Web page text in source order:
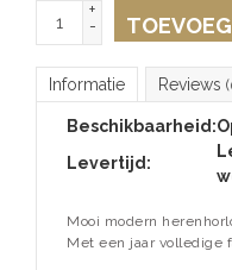
+
-
Informatie Reviews
Beschikbaarheid:
Levertijd:
Mooi modern
Met een jaar volledige